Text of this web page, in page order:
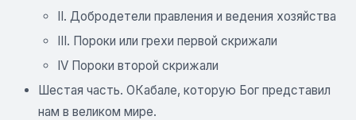
II. Добродетели правления и ведения хозяйства
III. Пороки или грехи первой скрижали
IV Пороки второй скрижали
Шестая часть. ОКабале, которую Бог представил
нам в великом мире.